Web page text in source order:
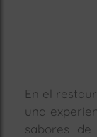
En el
una
sabores